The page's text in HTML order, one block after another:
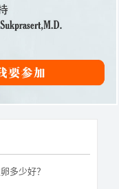
多少好？